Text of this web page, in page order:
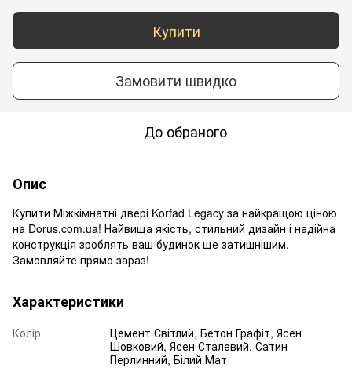
Купити
Замовити швидко
До обраного
Опис
Купити Міжкімнатні двері Korfad Legacy за найкращою ціною
на Dorus.com.ua! Найвища якість, стильний дизайн і надійна
конструкція зроблять ваш будинок ще затишнішим.
Замовляйте прямо зараз!
Характеристики
Колір
Цемент Світлий, Бетон Графіт, Ясен
Шовковий, Ясен Сталевий, Сатин
Перлинний, Білий Мат